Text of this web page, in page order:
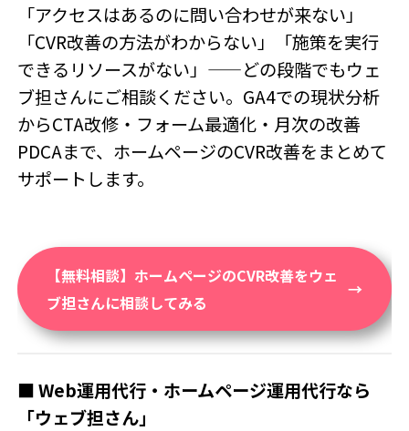
「アクセスはあるのに問い合わせが来ない」
「CVR改善の方法がわからない」「施策を実行
できるリソースがない」——どの段階でもウェ
ブ担さんにご相談ください。GA4での現状分析
からCTA改修・フォーム最適化・月次の改善
PDCAまで、ホームページのCVR改善をまとめて
サポートします。
【無料相談】ホームページのCVR改善をウェ
ブ担さんに相談してみる
■ Web運用代行・ホームページ運用代行なら
「ウェブ担さん」